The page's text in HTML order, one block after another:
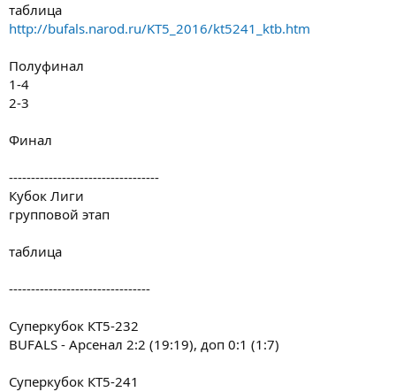
таблица
http://bufals.narod.ru/KT5_2016/kt5241_ktb.htm
Полуфинал
1-4
2-3
Финал
----------------------------------
Кубок Лиги
групповой этап
таблица
--------------------------------
Суперкубок КТ5-232
BUFALS - Арсенал 2:2 (19:19), доп 0:1 (1:7)
Суперкубок КТ5-241